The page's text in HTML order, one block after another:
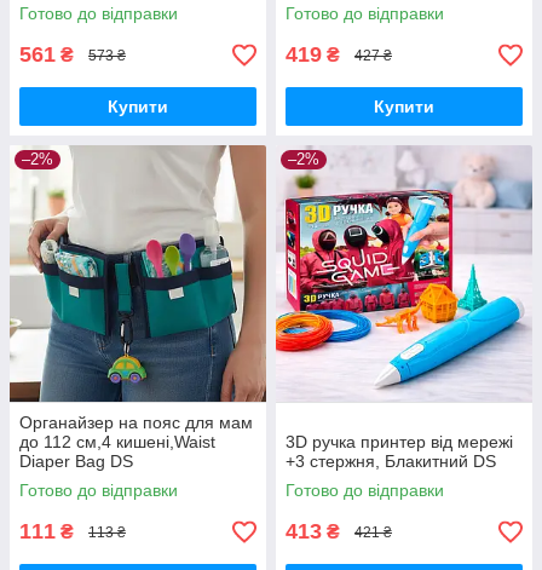
Готово до відправки
561 ₴ 573 ₴
Купити
Готово до відправки
419 ₴ 427 ₴
Купити
–2%
Органайзер на пояс для мам
до 112 см,4 кишені,Waist
Diaper Bag DS
Готово до відправки
111 ₴ 113 ₴
–2%
3D ручка принтер від мережі
+3 стержня, Блакитний DS
Готово до відправки
413 ₴ 421 ₴